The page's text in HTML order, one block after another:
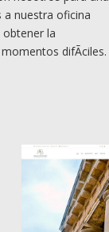
a nuestra oficina
obtener la
difÃ­ciles.